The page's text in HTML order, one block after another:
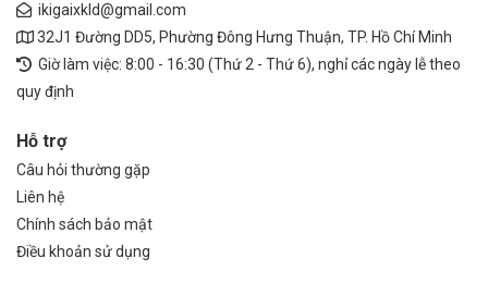
ikigaixkld@gmail.com
32J1 Đường DD5, Phường Đông Hưng Thuận, TP. Hồ Chí Minh
Giờ làm việc: 8:00 - 16:30 (Thứ 2 - Thứ 6), nghỉ các ngày lễ theo
quy định
Hỗ trợ
Câu hỏi thường gặp
Liên hệ
Chính sách bảo mật
Điều khoản sử dụng